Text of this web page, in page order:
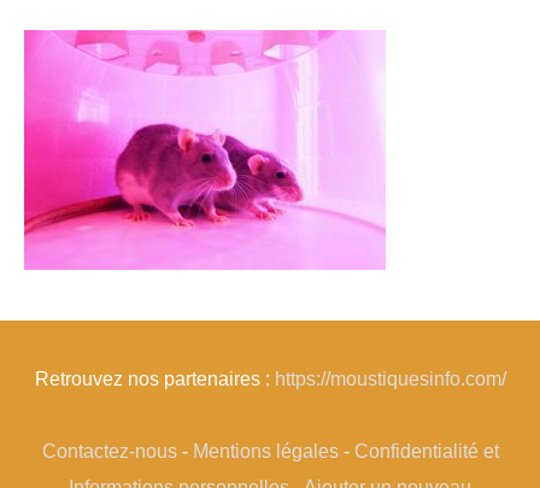
Retrouvez nos partenaires : https://moustiquesinfo.com/
Contactez-nous- Mentions légales- Confidentialité et